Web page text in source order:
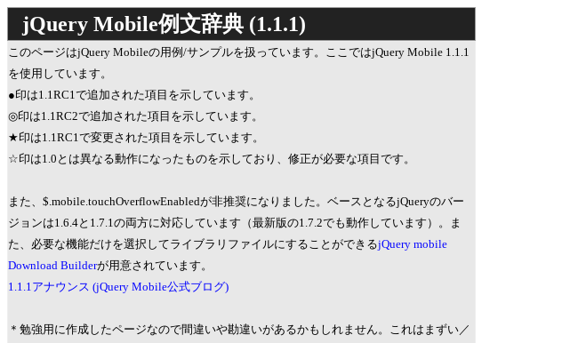
jQuery Mobile例文辞典 (1.1.1)
このページはjQuery Mobileの用例/サンプルを扱っています。ここではjQuery Mobile 1.1.1
を使用しています。
●印は1.1RC1で追加された項目を示しています。
◎印は1.1RC2で追加された項目を示しています。
★印は1.1RC1で変更された項目を示しています。
☆印は1.0とは異なる動作になったものを示しており、修正が必要な項目です。
また、$.mobile.touchOverflowEnabledが非推奨になりました。ベースとなるjQueryのバー
ジョンは1.6.4と1.7.1の両方に対応しています（最新版の1.7.2でも動作しています）。ま
た、必要な機能だけを選択してライブラリファイルにすることができるjQuery mobile
Download Builderが用意されています。
1.1.1アナウンス (jQuery Mobile公式ブログ)
＊勉強用に作成したページなので間違いや勘違いがあるかもしれません。これはまずい／